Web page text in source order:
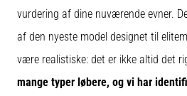
løbere
…
Vis
vurdering af dine nuværende evner.
af den nyeste model designet til
være realistiske: det er ikke altid det
mange typer løbere, og vi har